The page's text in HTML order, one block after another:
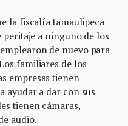
la fiscalía tamaulipeca
a ninguno de los
de nuevo para
familiares de los
empresas tienen
ayudar a dar con sus
tienen cámaras,
audio.